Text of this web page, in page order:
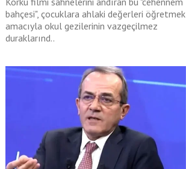
bahçesi", çocuklara ahlaki değerleri öğretmek
amacıyla okul gezilerinin vazgeçilmez
duraklarınd..